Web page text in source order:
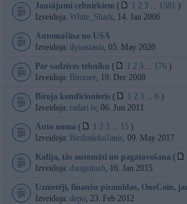
Jautājumi celtniekiem ( 1 2 3 ... 1581 )
Izveidoja: White_Shark, 14. Jan 2006
Automašīna no USA
Izveidoja: ilynastasia, 05. May 2020
Par sadzīves tehniku ( 1 2 3 ... 176 )
Izveidoja: Bimmer, 19. Dec 2008
Biroja kondicionieris ( 1 2 3 ... 6 )
Izveidoja: radari.lv, 06. Jun 2011
Auto noma ( 1 2 3 ... 15 )
Izveidoja: BirdzniekuJanis, 09. May 2017
Kafija, tās automāti un pagatavošana (
Izveidoja: daugstinsh, 16. Jan 2015
Uzmetēji, finanšu piramīdas, OneCoin,
Izveidoja: depo, 23. Feb 2012